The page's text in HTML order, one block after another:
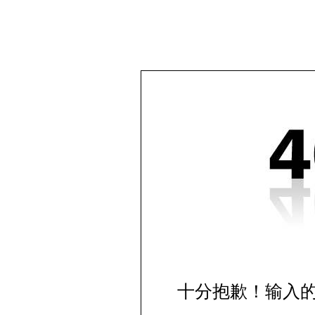
十分抱歉！输入